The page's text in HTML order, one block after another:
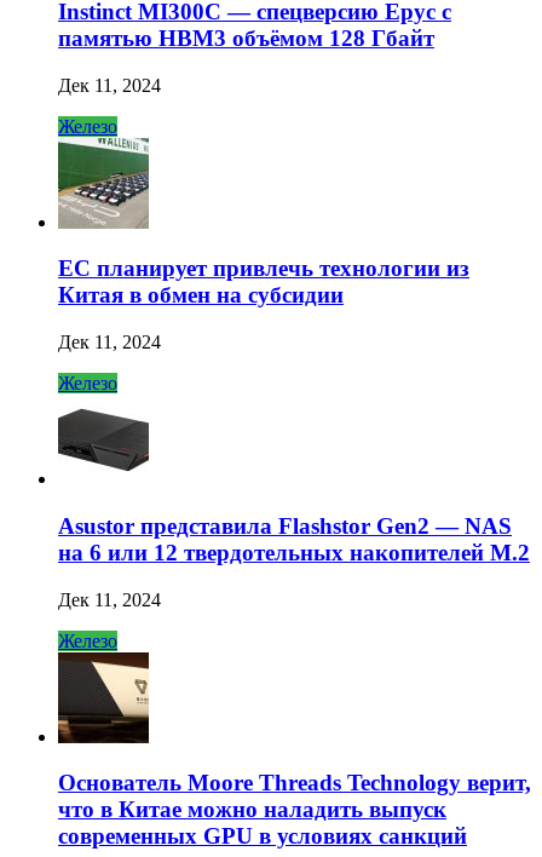
Instinct MI300C — спецверсию Epyc с
памятью HBM3 объёмом 128 Гбайт
Дек 11, 2024
Железо
ЕС планирует привлечь технологии из
Китая в обмен на субсидии
Дек 11, 2024
Железо
Asustor представила Flashstor Gen2 — NAS
на 6 или 12 твердотельных накопителей M.2
Дек 11, 2024
Железо
Основатель Moore Threads Technology верит,
что в Китае можно наладить выпуск
современных GPU в условиях санкций